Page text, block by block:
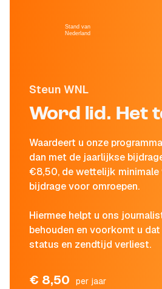
Steun WNL
Word lid. Het
Waardeert u onze
dan met de jaarlijkse
€8,50, de wettelijk minimale
bijdrage voor omroepen.
Hiermee helpt u ons
behouden en voorkomt u
status en zendtijd verliest.
€ 8,50 per jaar
Stand van
Nederland